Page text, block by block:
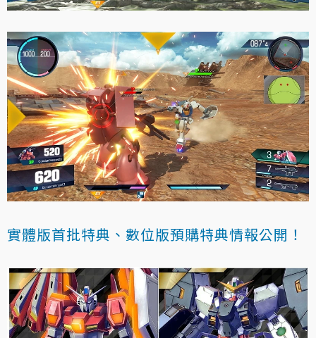
實體版首批特典、數位版預購特典情報公開！